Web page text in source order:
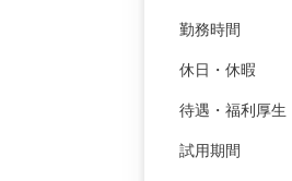
勤務時間
休日・休暇
待遇・福利厚生
試用期間